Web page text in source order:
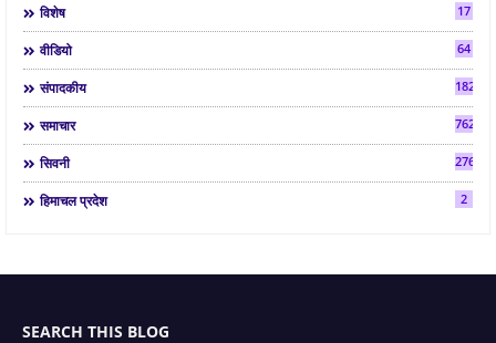
विशेष 17
वीडियो 64
संपादकीय 182
समाचार 7624
सिवनी 2763
हिमाचल प्रदेश 2
SEARCH THIS BLOG